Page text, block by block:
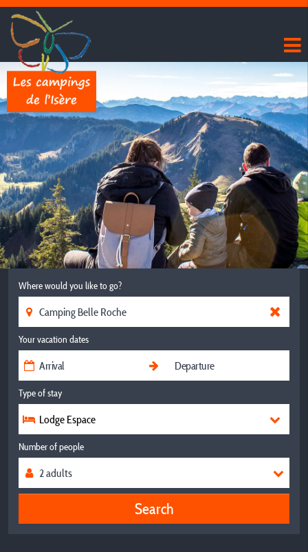
Where would you like to go?
Your vacation dates
Type of stay
Lodge Espace
Number of people
Search